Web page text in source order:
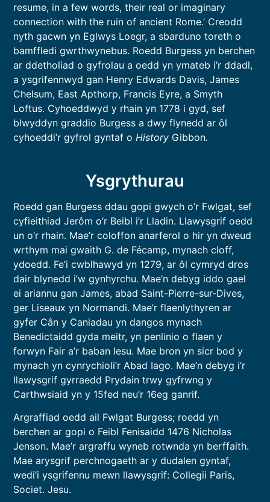
resume, in a few words, their real or imaginary
connection with the ruin of ancient Rome.’ Creodd
nyth gacwn yn Eglwys Loegr, a sbarduno toreth o
bamffledi gwrthwynebus. Roedd Burgess yn berchen
ar ddetholiad o gyfrolau a oedd yn ymateb i’r ddadl,
a ysgrifennwyd gan Henry Edwards Davis, James
Chelsum, East Apthorp, Francis Eyre, a Smyth
Loftus. Cyhoeddwyd y rhain yn 1778 i gyd, sef
blwyddyn graddio Burgess a dwy flynedd ar ôl
cyhoeddi’r gyfrol gyntaf o History Gibbon.
Ysgrythurau
Roedd gan Burgess ddau gopi gwych o’r Fwlgat, sef
cyfieithiad Jerôm o’r Beibl i’r Lladin. Llawysgrif oedd
un o’r rhain. Mae’r coloffon anarferol o hir yn dweud
wrthym mai gwaith G. de Fécamp, mynach cloff,
ydoedd. Fe’i cwblhawyd yn 1279, ar ôl cymryd dros
dair blynedd i’w gynhyrchu. Mae’n debyg iddo gael
ei ariannu gan James, abad Saint-Pierre-sur-Dives,
ger Liseaux yn Normandi. Mae’r flaenlythyren ar
gyfer Cân y Caniadau yn dangos mynach
Benedictaidd gyda meitr, yn penlinio o flaen y
forwyn Fair a’r baban Iesu. Mae bron yn sicr bod y
mynach yn cynrychioli’r Abad Iago. Mae’n debyg i’r
llawysgrif gyrraedd Prydain trwy gyfrwng y
Carthwsiaid yn y 15fed neu’r 16eg ganrif.
Argraffiad oedd ail Fwlgat Burgess; roedd yn
berchen ar gopi o Feibl Fenisaidd 1476 Nicholas
Jenson. Mae’r argraffu wyneb rotwnda yn berffaith.
Mae arysgrif perchnogaeth ar y dudalen gyntaf,
wedi’i ysgrifennu mewn llawysgrif: Collegii Paris,
Societ. Jesu.